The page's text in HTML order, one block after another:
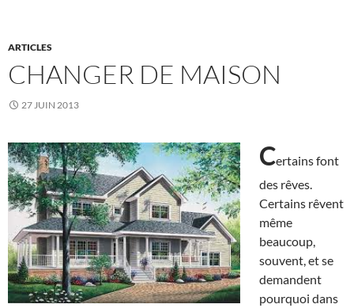
ARTICLES
CHANGER DE MAISON
27 JUIN 2013
Certains font
des rêves.
Certains rêvent
même
beaucoup,
souvent, et se
demandent
pourquoi dans